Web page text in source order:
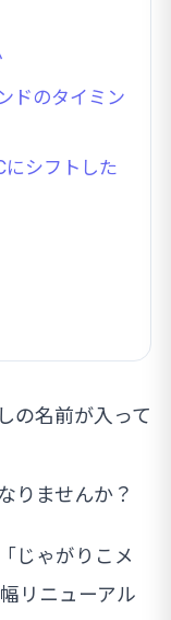
ドのタイミン
にシフトした
の名前が入って
りませんか？
じゃがりこメ
リニューアル